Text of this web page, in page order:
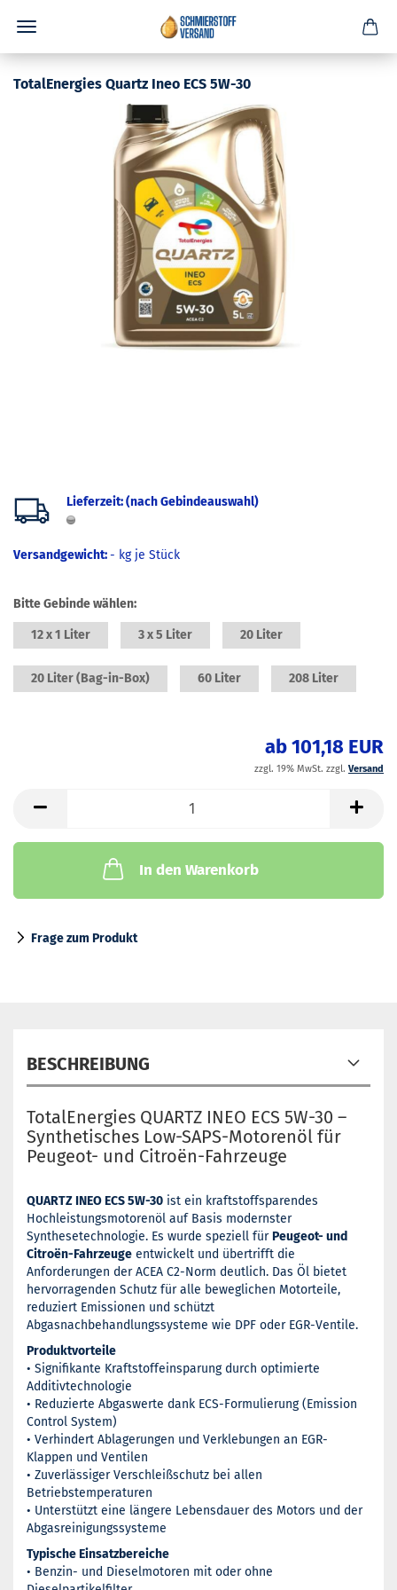
TotalEnergies Quartz Ineo ECS 5W-30
Lieferzeit: (nach Gebindeauswahl)
Versandgewicht:- kg je Stück
Bitte Gebinde wählen:
12 x 1 Liter 3 x 5 Liter 20 Liter
20 Liter (Bag-in-Box) 60 Liter 208 Liter
ab 101,18 EUR
zzgl. 19% MwSt. zzgl. Versand
In den Warenkorb
Frage zum Produkt
BESCHREIBUNG
TotalEnergies QUARTZ INEO ECS 5W-30 –
Synthetisches Low-SAPS-Motorenöl für
Peugeot- und Citroën-Fahrzeuge
QUARTZ INEO ECS 5W-30 ist ein kraftstoffsparendes
Hochleistungsmotorenöl auf Basis modernster
Synthesetechnologie. Es wurde speziell fürPeugeot- und
Citroën-Fahrzeuge entwickelt und übertrifft die
Anforderungen der ACEA C2-Norm deutlich. Das Öl bietet
hervorragenden Schutz für alle beweglichen Motorteile,
reduziert Emissionen und schützt
Abgasnachbehandlungssysteme wie DPF oder EGR-Ventile.
Produktvorteile
• Signifikante Kraftstoffeinsparung durch optimierte
Additivtechnologie
• Reduzierte Abgaswerte dank ECS-Formulierung (Emission
Control System)
• Verhindert Ablagerungen und Verklebungen an EGR-
Klappen und Ventilen
• Zuverlässiger Verschleißschutz bei allen
Betriebstemperaturen
• Unterstützt eine längere Lebensdauer des Motors und der
Abgasreinigungssysteme
Typische Einsatzbereiche
• Benzin- und Dieselmotoren mit oder ohne